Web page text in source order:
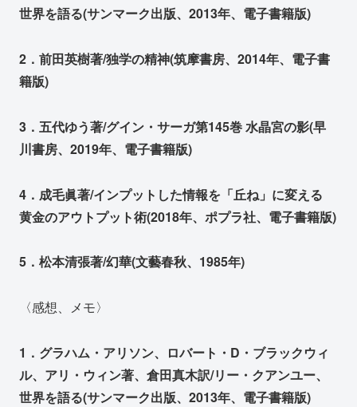
世界を語る(サンマーク出版、2013年、電子書籍版)
2．前田英樹著/独学の精神(筑摩書房、2014年、電子書
籍版)
3．五代ゆう著/グイン・サーガ第145巻 水晶宮の影(早
川書房、2019年、電子書籍版)
4．成毛眞著/インプットした情報を「丘ね」に変える
黄金のアウトプット術(2018年、ポプラ社、電子書籍版)
5．松本清張著/幻華(文藝春秋、1985年)
〈感想、メモ〉
1．グラハム・アリソン、ロバート・D・ブラックウィ
ル、アリ・ウィン著、倉田真木訳/リー・クアンユー、
世界を語る(サンマーク出版、2013年、電子書籍版)